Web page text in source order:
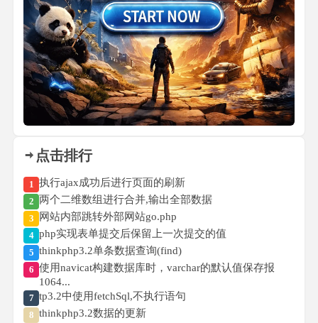
点击排行
1 执行ajax成功后进行页面的刷新
2 两个二维数组进行合并,输出全部数据
3 网站内部跳转外部网站go.php
4 php实现表单提交后保留上一次提交的值
5 thinkphp3.2单条数据查询(find)
6 使用navicat构建数据库时，varchar的默认值保存报
1064...
7 tp3.2中使用fetchSql,不执行语句
8 thinkphp3.2数据的更新